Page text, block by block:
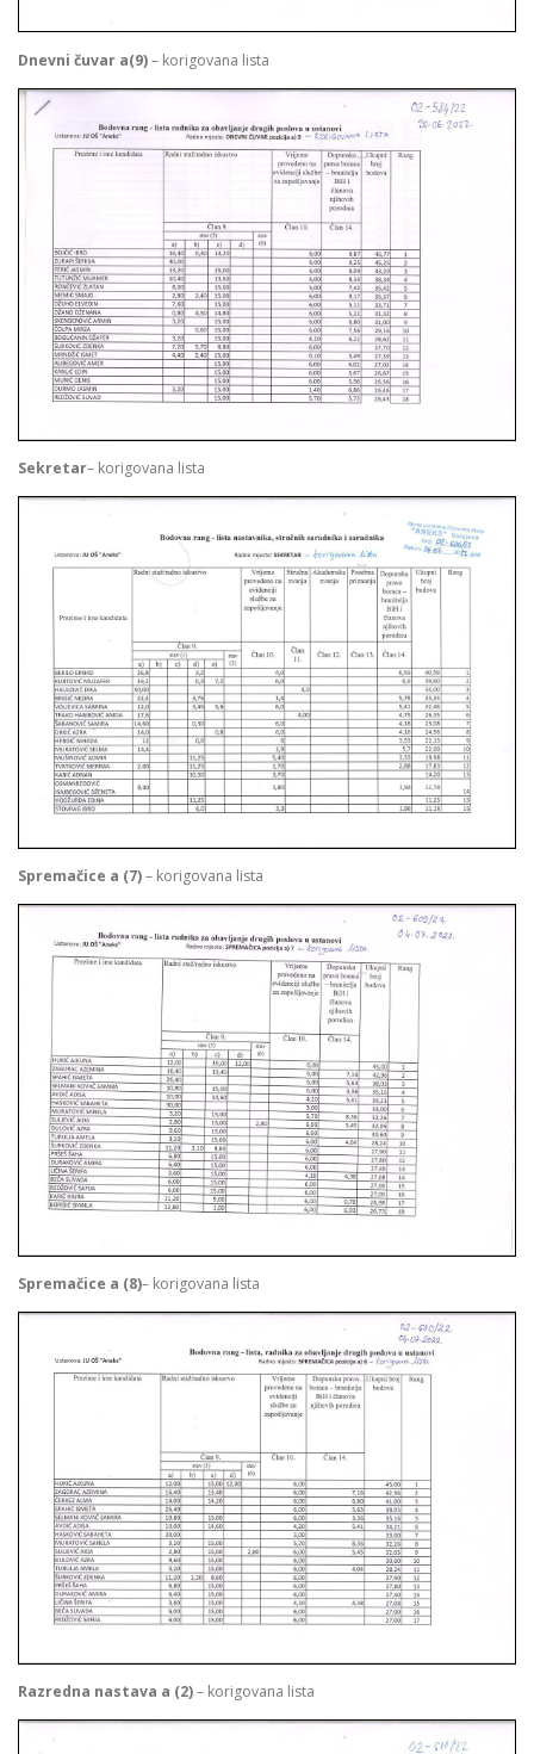
Dnevni čuvar a(9)– korigovana lista
Sekretar– korigovana lista
Spremačice a (7)– korigovana lista
Spremačice a (8)– korigovana lista
Razredna nastava a (2)– korigovana lista